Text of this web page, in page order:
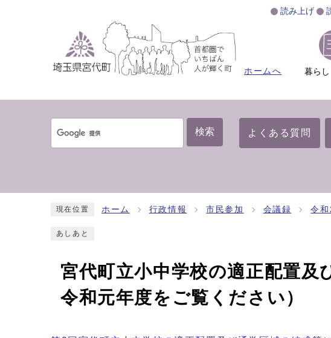
読み上げ
ホームへ 暮ら
検索 よくある質問
現在位置 ホーム 行政情報 市民参加 会議録 令
あしあと
宮代町立小中学校の適正配置及
令和元年度をご覧ください）